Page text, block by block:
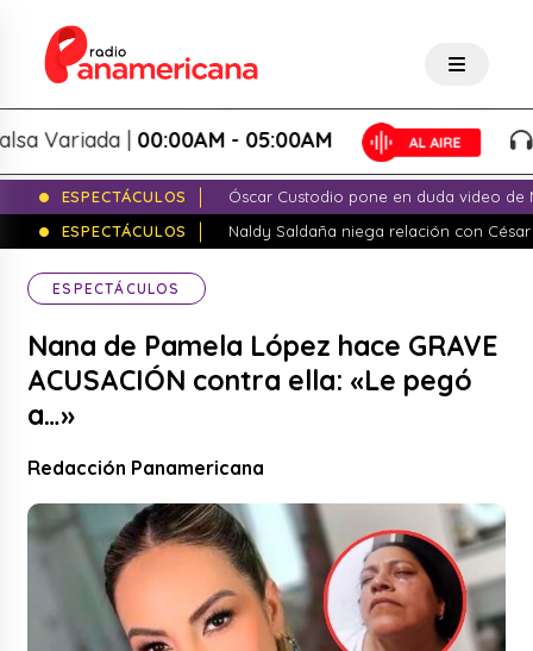
Variada |00:00AM - 05:00AM
ESPECTÁCULOS
Óscar Custodio pone en duda video de
ESPECTÁCULOS
Naldy Saldaña niega relación con
ESPECTÁCULOS
Nana de Pamela López hace GRAVE
ACUSACIÓN contra ella: «Le pegó
a…»
Redacción Panamericana